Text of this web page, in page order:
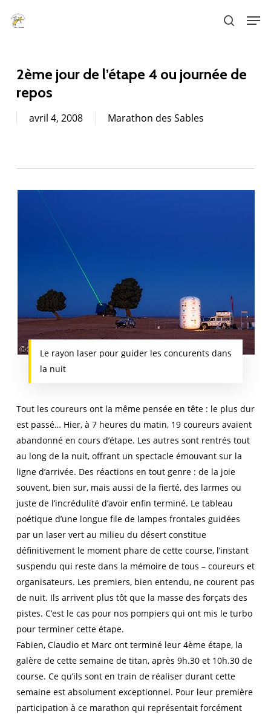
search
2ème jour de l’étape 4 ou journée de
repos
avril 4, 2008 Marathon des Sables
Le rayon laser pour guider les concurents dans
la nuit
Tout les coureurs ont la même pensée en tête : le plus dur
est passé… Hier, à 7 heures du matin, 19 coureurs avaient
abandonné en cours d’étape. Les autres sont rentrés tout
au long de la nuit, offrant un spectacle émouvant sur la
ligne d’arrivée. Des réactions en tout genre : de la joie
souvent, bien sur, mais aussi de la fierté, des larmes ou
juste de l’incrédulité d’avoir enfin terminé. Le tableau
poétique d’une longue file de lampes frontales guidées
par un laser vert au milieu du désert constitue
définitivement le moment phare de cette course, l’instant
suspendu qui reste dans la mémoire de tous – coureurs et
organisateurs. Les premiers, bien entendu, ne courent pas
de nuit. Ils arrivent plus tôt que la masse des forçats des
pistes. C’est le cas pour nos pompiers qui ont mis le turbo
pour terminer cette étape.
Fabien, Claudio et Marc ont terminé leur 4ème étape, la
galère de cette semaine de titan, après 9h.30 et 10h.30 de
course. Ce qu’ils sont en train de réaliser durant cette
semaine est absolument exceptionnel. Pour leur première
participation à ce marathon qui représentait forcément